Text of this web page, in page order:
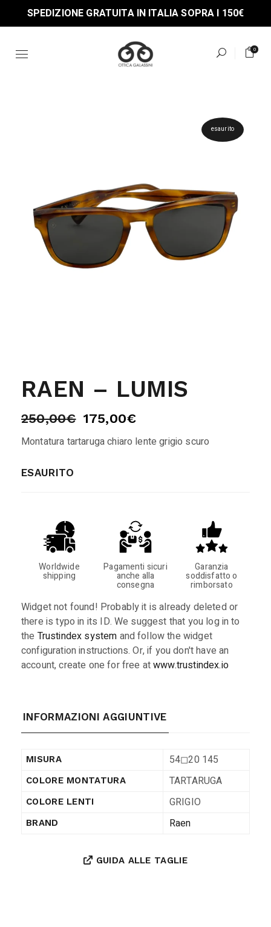
the
SPEDIZIONE GRATUITA IN ITALIA SOPRA I 150€
0
esaurito
RAEN – LUMIS
250,00€ 175,00€
Montatura tartaruga chiaro lente grigio scuro
ESAURITO
Worldwide
shipping
Pagamenti sicuri
anche alla
consegna
Garanzia
soddisfatto o
rimborsato
Widget not found! Probably it is already deleted or
there is typo in its ID. We suggest that you log in to
the Trustindex system and follow the widget
configuration instructions. Or, if you don't have an
account, create one for free atwww.trustindex.io
INFORMAZIONI AGGIUNTIVE
MISURA 54◻︎20 145
COLORE MONTATURA TARTARUGA
COLORE LENTI GRIGIO
BRAND Raen
GUIDA ALLE TAGLIE